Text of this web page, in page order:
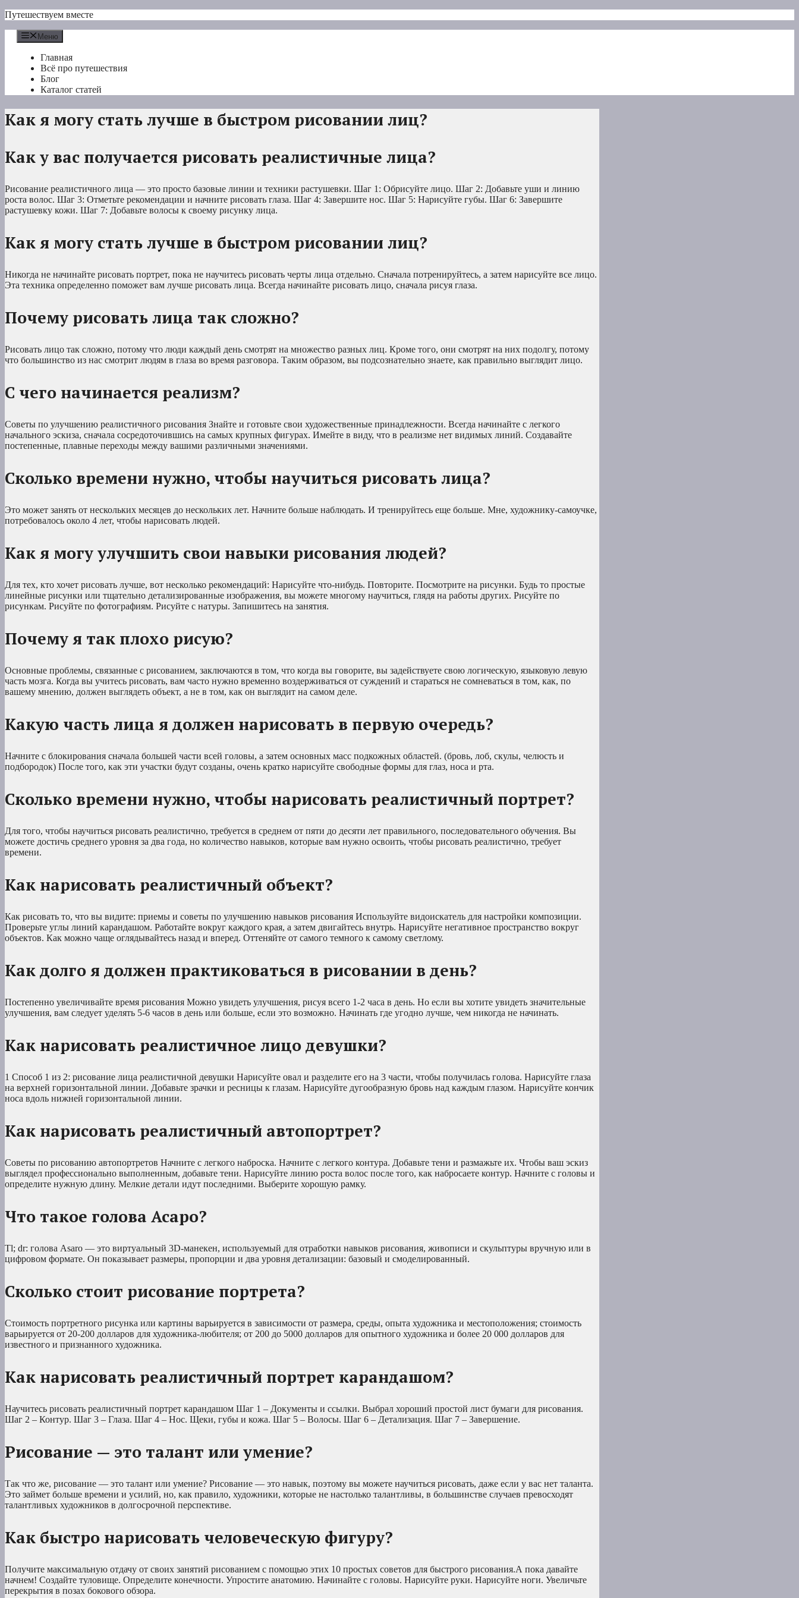
Перейти
содержимому
Путешествуем вместе
Меню
Главная
Всё про путешествия
Блог
Каталог статей
Как я могу стать лучше в быстром рисовании лиц?
Как у вас получается рисовать реалистичные лица?
Рисование реалистичного лица — это просто базовые линии и техники растушевки. Шаг 1: Обрисуйте лицо. Шаг 2: Добавьте уши и линию
роста волос. Шаг 3: Отметьте рекомендации и начните рисовать глаза. Шаг 4: Завершите нос. Шаг 5: Нарисуйте губы. Шаг 6: Завершите
растушевку кожи. Шаг 7: Добавьте волосы к своему рисунку лица.
Как я могу стать лучше в быстром рисовании лиц?
Никогда не начинайте рисовать портрет, пока не научитесь рисовать черты лица отдельно. Сначала потренируйтесь, а затем нарисуйте все лицо.
Эта техника определенно поможет вам лучше рисовать лица. Всегда начинайте рисовать лицо, сначала рисуя глаза.
Почему рисовать лица так сложно?
Рисовать лицо так сложно, потому что люди каждый день смотрят на множество разных лиц. Кроме того, они смотрят на них подолгу, потому
что большинство из нас смотрит людям в глаза во время разговора. Таким образом, вы подсознательно знаете, как правильно выглядит лицо.
С чего начинается реализм?
Советы по улучшению реалистичного рисования Знайте и готовьте свои художественные принадлежности. Всегда начинайте с легкого
начального эскиза, сначала сосредоточившись на самых крупных фигурах. Имейте в виду, что в реализме нет видимых линий. Создавайте
постепенные, плавные переходы между вашими различными значениями.
Сколько времени нужно, чтобы научиться рисовать лица?
Это может занять от нескольких месяцев до нескольких лет. Начните больше наблюдать. И тренируйтесь еще больше. Мне, художнику-самоучке,
потребовалось около 4 лет, чтобы нарисовать людей.
Как я могу улучшить свои навыки рисования людей?
Для тех, кто хочет рисовать лучше, вот несколько рекомендаций: Нарисуйте что-нибудь. Повторите. Посмотрите на рисунки. Будь то простые
линейные рисунки или тщательно детализированные изображения, вы можете многому научиться, глядя на работы других. Рисуйте по
рисункам. Рисуйте по фотографиям. Рисуйте с натуры. Запишитесь на занятия.
Почему я так плохо рисую?
Основные проблемы, связанные с рисованием, заключаются в том, что когда вы говорите, вы задействуете свою логическую, языковую левую
часть мозга. Когда вы учитесь рисовать, вам часто нужно временно воздерживаться от суждений и стараться не сомневаться в том, как, по
вашему мнению, должен выглядеть объект, а не в том, как он выглядит на самом деле.
Какую часть лица я должен нарисовать в первую очередь?
Начните с блокирования сначала большей части всей головы, а затем основных масс подкожных областей. (бровь, лоб, скулы, челюсть и
подбородок) После того, как эти участки будут созданы, очень кратко нарисуйте свободные формы для глаз, носа и рта.
Сколько времени нужно, чтобы нарисовать реалистичный портрет?
Для того, чтобы научиться рисовать реалистично, требуется в среднем от пяти до десяти лет правильного, последовательного обучения. Вы
можете достичь среднего уровня за два года, но количество навыков, которые вам нужно освоить, чтобы рисовать реалистично, требует
времени.
Как нарисовать реалистичный объект?
Как рисовать то, что вы видите: приемы и советы по улучшению навыков рисования Используйте видоискатель для настройки композиции.
Проверьте углы линий карандашом. Работайте вокруг каждого края, а затем двигайтесь внутрь. Нарисуйте негативное пространство вокруг
объектов. Как можно чаще оглядывайтесь назад и вперед. Оттеняйте от самого темного к самому светлому.
Как долго я должен практиковаться в рисовании в день?
Постепенно увеличивайте время рисования Можно увидеть улучшения, рисуя всего 1-2 часа в день. Но если вы хотите увидеть значительные
улучшения, вам следует уделять 5-6 часов в день или больше, если это возможно. Начинать где угодно лучше, чем никогда не начинать.
Как нарисовать реалистичное лицо девушки?
1 Способ 1 из 2: рисование лица реалистичной девушки Нарисуйте овал и разделите его на 3 части, чтобы получилась голова. Нарисуйте глаза
на верхней горизонтальной линии. Добавьте зрачки и ресницы к глазам. Нарисуйте дугообразную бровь над каждым глазом. Нарисуйте кончик
носа вдоль нижней горизонтальной линии.
Как нарисовать реалистичный автопортрет?
Советы по рисованию автопортретов Начните с легкого наброска. Начните с легкого контура. Добавьте тени и размажьте их. Чтобы ваш эскиз
выглядел профессионально выполненным, добавьте тени. Нарисуйте линию роста волос после того, как набросаете контур. Начните с головы и
определите нужную длину. Мелкие детали идут последними. Выберите хорошую рамку.
Что такое голова Асаро?
Tl; dr: голова Asaro — это виртуальный 3D-манекен, используемый для отработки навыков рисования, живописи и скульптуры вручную или в
цифровом формате. Он показывает размеры, пропорции и два уровня детализации: базовый и смоделированный.
Сколько стоит рисование портрета?
Стоимость портретного рисунка или картины варьируется в зависимости от размера, среды, опыта художника и местоположения; стоимость
варьируется от 20-200 долларов для художника-любителя; от 200 до 5000 долларов для опытного художника и более 20 000 долларов для
известного и признанного художника.
Как нарисовать реалистичный портрет карандашом?
Научитесь рисовать реалистичный портрет карандашом Шаг 1 – Документы и ссылки. Выбрал хороший простой лист бумаги для рисования.
Шаг 2 – Контур. Шаг 3 – Глаза. Шаг 4 – Нос. Щеки, губы и кожа. Шаг 5 – Волосы. Шаг 6 – Детализация. Шаг 7 – Завершение.
Рисование — это талант или умение?
Так что же, рисование — это талант или умение? Рисование — это навык, поэтому вы можете научиться рисовать, даже если у вас нет таланта.
Это займет больше времени и усилий, но, как правило, художники, которые не настолько талантливы, в большинстве случаев превосходят
талантливых художников в долгосрочной перспективе.
Как быстро нарисовать человеческую фигуру?
Получите максимальную отдачу от своих занятий рисованием с помощью этих 10 простых советов для быстрого рисования.А пока давайте
начнем! Создайте туловище. Определите конечности. Упростите анатомию. Начинайте с головы. Нарисуйте руки. Нарисуйте ноги. Увеличьте
перекрытия в позах бокового обзора.